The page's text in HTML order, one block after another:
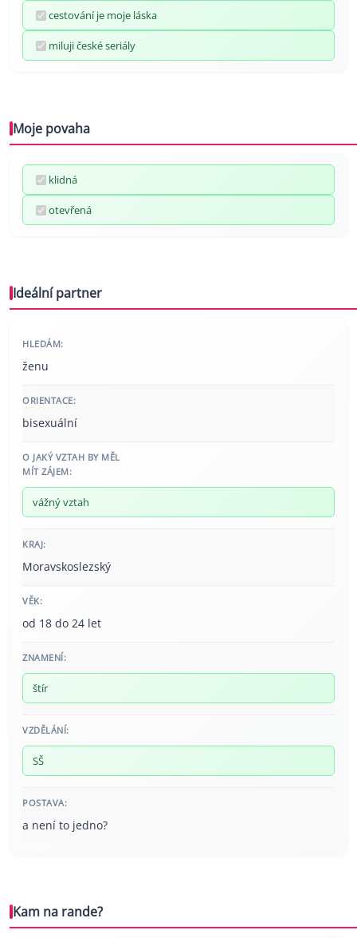
cestování je moje láska
miluji české seriály
Moje povaha
klidná
otevřená
Ideální partner
HLEDÁM:
ženu
ORIENTACE:
bisexuální
O JAKÝ VZTAH BY MĚL
MÍT ZÁJEM:
vážný vztah
KRAJ:
Moravskoslezský
VĚK:
od 18 do 24 let
ZNAMENÍ:
štír
VZDĚLÁNÍ:
SŠ
POSTAVA:
a není to jedno?
Kam na rande?